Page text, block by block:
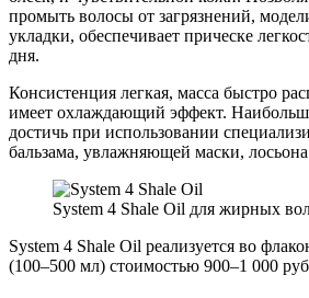
промыть волосы от загрязнений,
укладки, обеспечивает прическе
дня.
Консистенция легкая, масса быстро
имеет охлаждающий эффект.
достичь при использовании
бальзама, увлажняющей маски,
System 4 Shale Oil для жирных
System 4 Shale Oil реализуется во
(100–500 мл) стоимостью 900–1 000